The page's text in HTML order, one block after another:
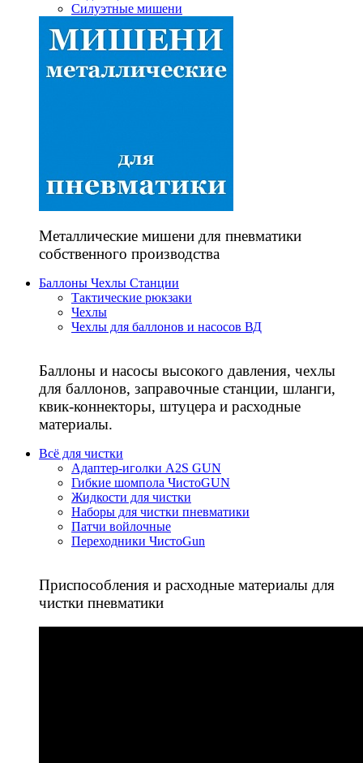
Силуэтные мишени
Металлические мишени для пневматики
собственного производства
Баллоны Чехлы Станции
Тактические рюкзаки
Чехлы
Чехлы для баллонов и насосов ВД
Баллоны и насосы высокого давления, чехлы
для баллонов, заправочные станции, шланги,
квик-коннекторы, штуцера и расходные
материалы.
Всё для чистки
Адаптер-иголки A2S GUN
Гибкие шомпола ЧистоGUN
Жидкости для чистки
Наборы для чистки пневматики
Патчи войлочные
Переходники ЧистоGun
Приспособления и расходные материалы для
чистки пневматики